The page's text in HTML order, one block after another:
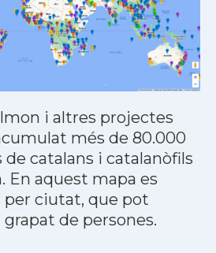
i altres projectes
més de 80.000
catalans i catalanòfils
En aquest mapa es
ciutat, que pot
de persones.